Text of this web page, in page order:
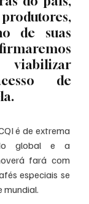
de suas
de
é de extrema
global e a
fará com
especiais se
mundial.